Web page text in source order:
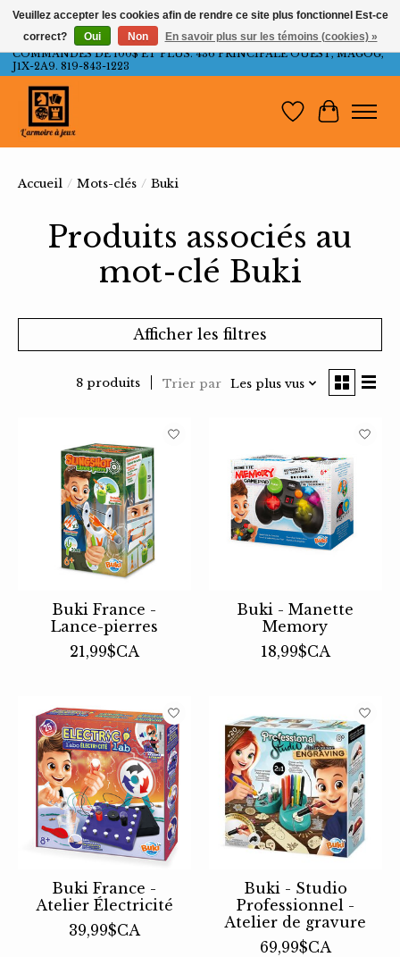
LIVRAISON GRATUITE AU QUÉBEC ET ONTARIO POUR LES
COMMANDES DE 100$ ET PLUS. 436 PRINCIPALE OUEST, MAGOG,
J1X-2A9. 819-843-1223
Liste dePanier
Accueil / Mots-clés / Buki
Produits associés au
mot-clé Buki
Afficher les filtres
8 produits Trier par Les plus vus
Buki France -
Lance-pierres
21,99$CA
Buki - Manette
Memory
18,99$CA
Buki France -
Atelier Électricité
39,99$CA
Buki - Studio
Professionnel -
Atelier de gravure
69,99$CA
Veuillez accepter les cookies afin de rendre ce site plus fonctionnel Est-ce
correct?
Oui Non En savoir plus sur les témoins (cookies) »